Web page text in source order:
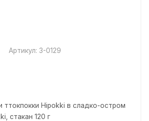
Артикул: 3-0129
ттокпокки Hipokki в сладко-остром
стакан 120 г